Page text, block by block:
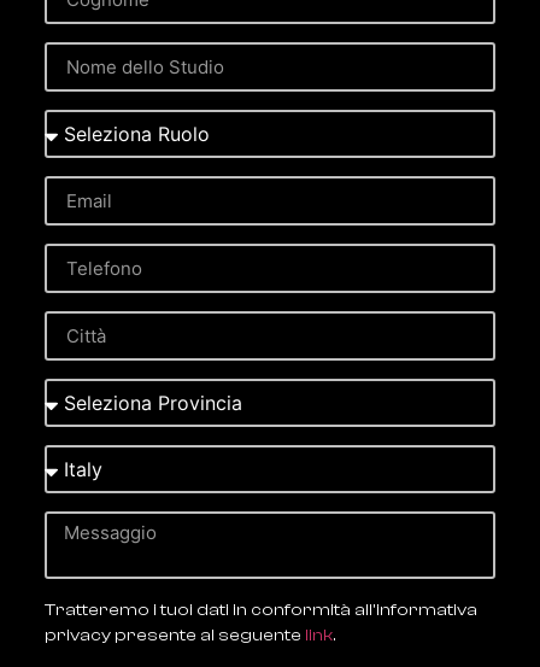
Tratteremo i tuoi dati in conformità all'informativa
privacy presente al seguente link.